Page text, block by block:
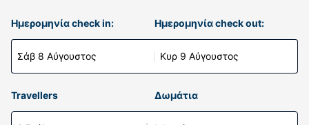
Ημερομηνία check in:
Σάβ 8 Αύγουστος
Ημερομηνία check out:
Κυρ 9 Αύγουστος
Travellers Δωμάτια